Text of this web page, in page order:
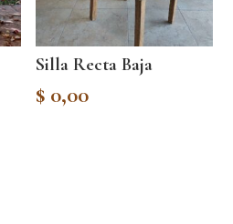
Silla Recta Baja
$ 0,00